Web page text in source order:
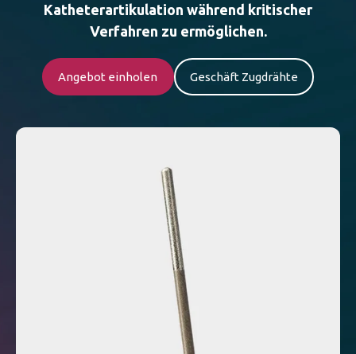
Katheterartikulation während kritischer
Verfahren zu ermöglichen.
Angebot einholen Geschäft Zugdrähte